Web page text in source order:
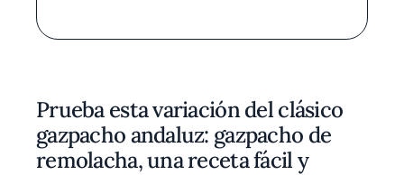
Prueba esta variación del clásico
gazpacho andaluz: gazpacho de
remolacha, una receta fácil y